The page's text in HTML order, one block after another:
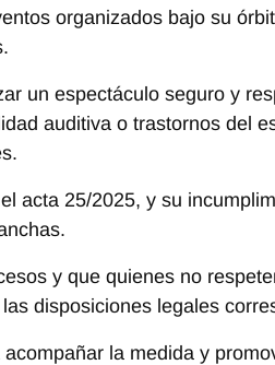
organizados bajo su
un espectáculo seguro y
auditiva o trastornos del
acta 25/2025, y su
y que quienes no
disposiciones legales
la medida y